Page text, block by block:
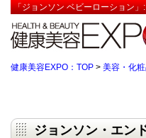
「ジョンソン ベビーローション
健康美容EXPO：TOP > 美容・化
ジョンソン・エン